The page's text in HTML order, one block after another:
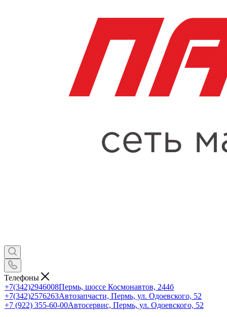
Телефоны
+7(342)2946008Пермь, шоссе Космонавтов, 244б
+7(342)2576263Автозапчасти, Пермь, ул. Одоевского, 52
+7 (922) 355-60-00Автосервис, Пермь, ул. Одоевского, 52